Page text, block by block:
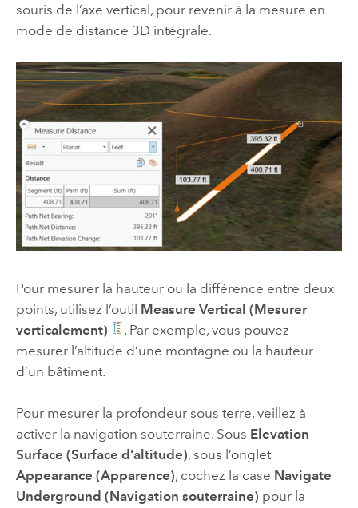
souris de l’axe vertical, pour revenir à la mesure en
mode de distance 3D intégrale.
Pour mesurer la hauteur ou la différence entre deux
points, utilisez l’outil Measure Vertical (Mesurer
verticalement)
. Par exemple, vous pouvez
mesurer l’altitude d’une montagne ou la hauteur
d’un bâtiment.
Pour mesurer la profondeur sous terre, veillez à
activer la navigation souterraine. Sous Elevation
Surface (Surface d’altitude), sous l’onglet
Appearance (Apparence), cochez la case Navigate
Underground (Navigation souterraine) pour la